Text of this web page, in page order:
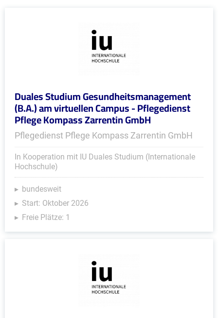
Duales Studium Gesundheitsmanagement
(B.A.) am virtuellen Campus - Pflegedienst
Pflege Kompass Zarrentin GmbH
Pflegedienst Pflege Kompass Zarrentin GmbH
In Kooperation mit IU Duales Studium (Internationale
Hochschule)
bundesweit
Start: Oktober 2026
Freie Plätze: 1